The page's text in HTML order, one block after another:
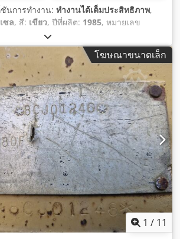
นการทำงาน: ทำงานได้เต็มประสิทธิภาพ,
ซล, สี: เขียว, ปีที่ผลิต: 1985, หมายเลข
7GB01296
โฆษณาขนาดเล็ก
1 / 11